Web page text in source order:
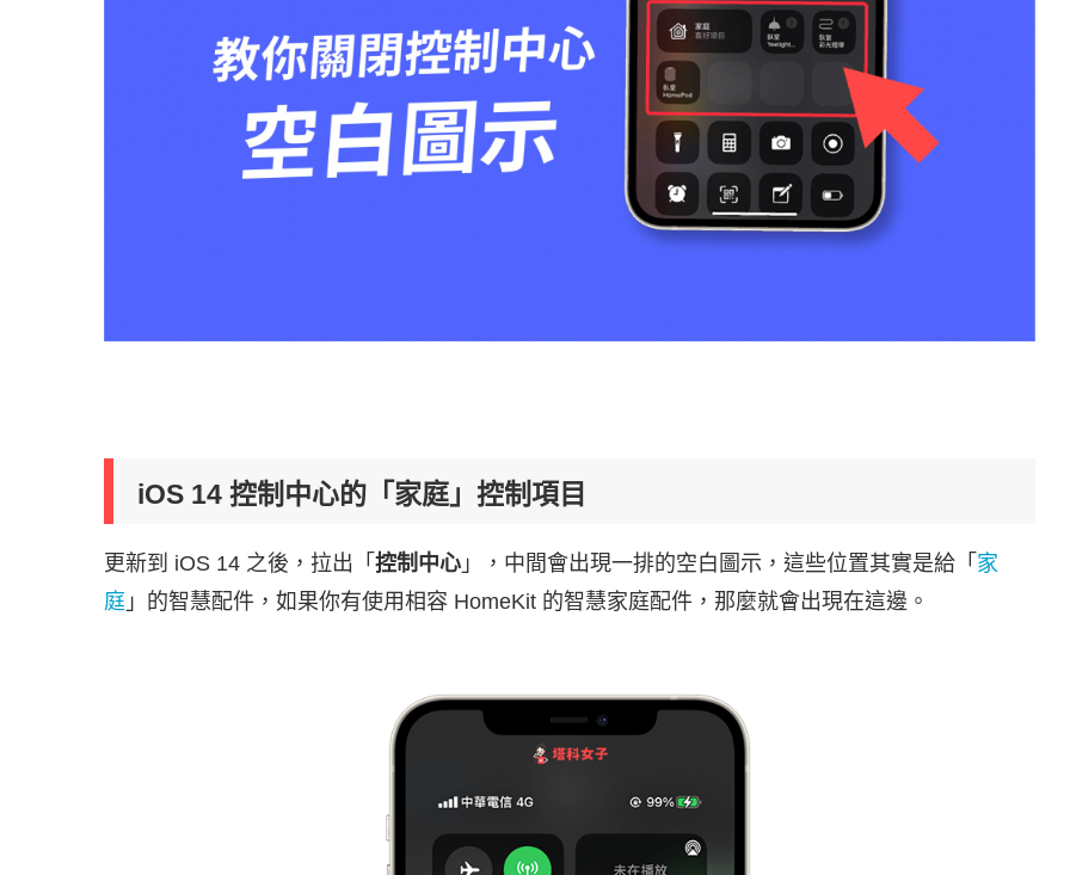
iOS 14 控制中心的「家庭」控制項目
更新到 iOS 14 之後，拉出「 控制中心 」，中間會出現一排的空白圖示，這些位置其實是給「 家
庭 」的智慧配件，如果你有使用相容 HomeKit 的智慧家庭配件，那麼就會出現在這邊。